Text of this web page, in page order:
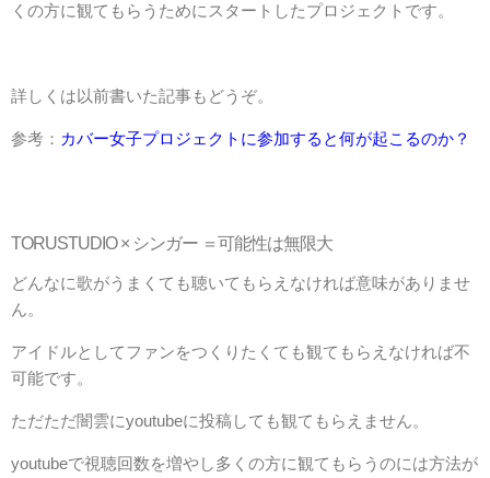
くの方に観てもらうためにスタートしたプロジェクトです。
詳しくは以前書いた記事もどうぞ。
参考： カバー女子プロジェクトに参加すると何が起こるのか？
TORUSTUDIO × シンガー ＝可能性は無限大
どんなに歌がうまくても聴いてもらえなければ意味がありませ
ん。
アイドルとしてファンをつくりたくても観てもらえなければ不
可能です。
ただただ闇雲にyoutubeに投稿しても観てもらえません。
youtubeで視聴回数を増やし多くの方に観てもらうのには方法が